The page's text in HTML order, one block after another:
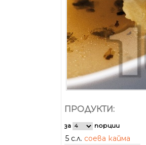
ПРОДУКТИ:
за порции
5 с.л. соева кайма